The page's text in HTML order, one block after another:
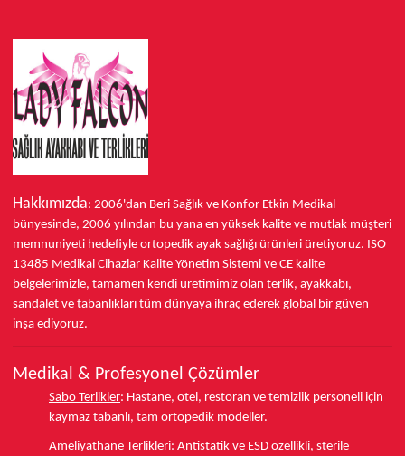
Hakkımızda: 2006'dan Beri Sağlık ve Konfor Etkin Medikal
bünyesinde, 2006 yılından bu yana en yüksek kalite ve mutlak müşteri
memnuniyeti hedefiyle ortopedik ayak sağlığı ürünleri üretiyoruz. ISO
13485 Medikal Cihazlar Kalite Yönetim Sistemi ve CE kalite
belgelerimizle, tamamen kendi üretimimiz olan terlik, ayakkabı,
sandalet ve tabanlıkları tüm dünyaya ihraç ederek global bir güven
inşa ediyoruz.
Medikal & Profesyonel Çözümler
Sabo Terlikler: Hastane, otel, restoran ve temizlik personeli için
kaymaz tabanlı, tam ortopedik modeller.
Ameliyathane Terlikleri: Antistatik ve ESD özellikli, sterile